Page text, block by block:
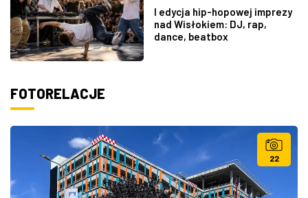
I edycja hip-hopowej imprezy
nad Wisłokiem: DJ, rap,
dance, beatbox
FOTORELACJE
22